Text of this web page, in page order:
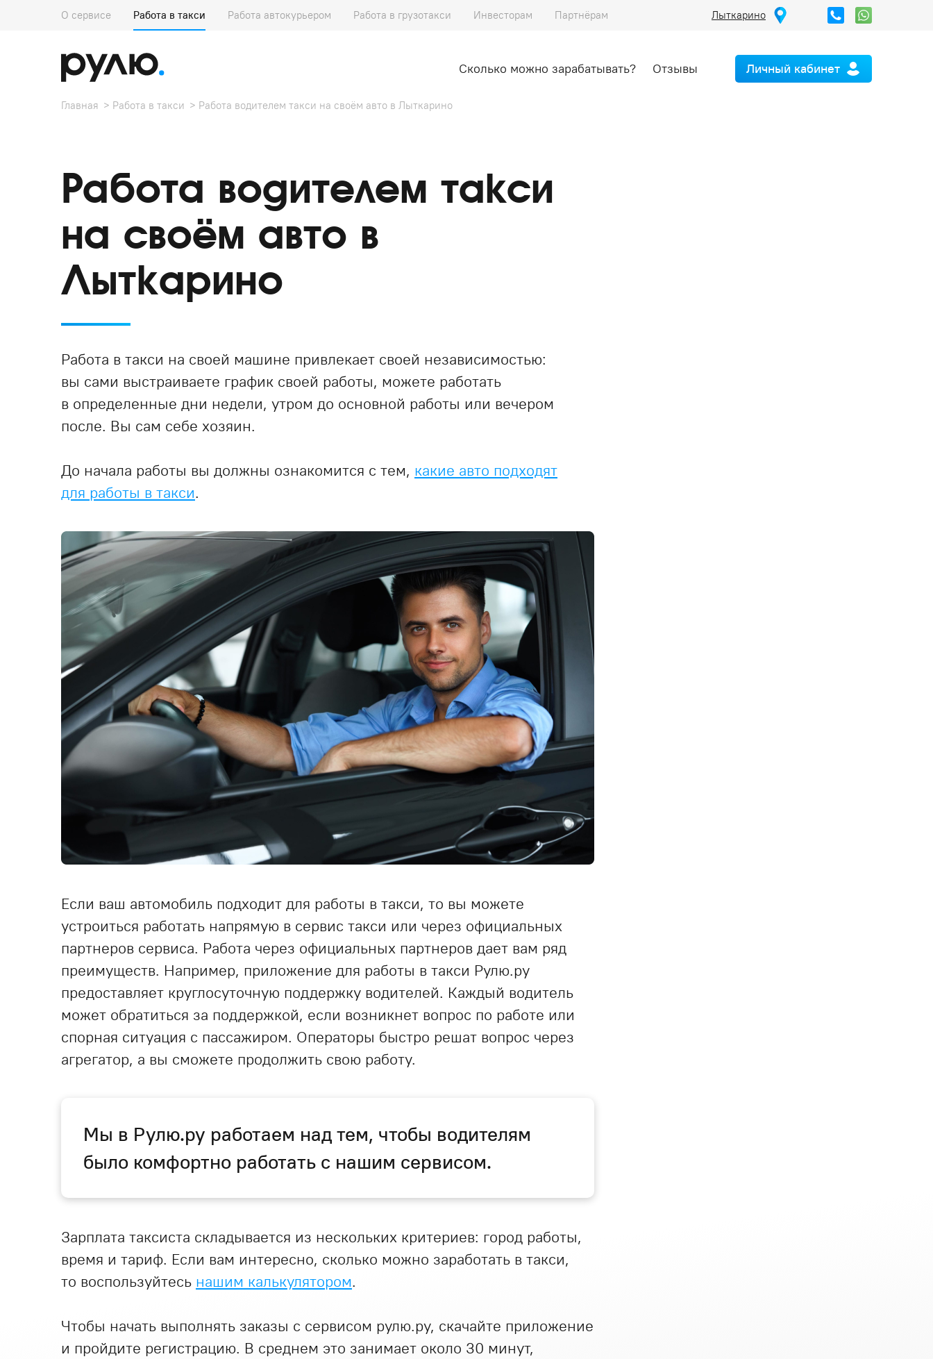
О сервисе Работа в такси Работа автокурьером Работа в грузотакси Инвесторам Партнёрам Лыткарино
Сколько можно зарабатывать? Отзывы Личный кабинет
Главная Работа в такси Работа водителем такси на своём авто в Лыткарино
Работа водителем такси
на своём авто в
Лыткарино
Работа в такси на своей машине привлекает своей независимостью:
вы сами выстраиваете график своей работы, можете работать
в определенные дни недели, утром до основной работы или вечером
после. Вы сам себе хозяин.
До начала работы вы должны ознакомится с тем, какие авто подходят
для работы в такси.
Если ваш автомобиль подходит для работы в такси, то вы можете
устроиться работать напрямую в сервис такси или через официальных
партнеров сервиса. Работа через официальных партнеров дает вам ряд
преимуществ. Например, приложение для работы в такси Рулю.ру
предоставляет круглосуточную поддержку водителей. Каждый водитель
может обратиться за поддержкой, если возникнет вопрос по работе или
спорная ситуация с пассажиром. Операторы быстро решат вопрос через
агрегатор, а вы сможете продолжить свою работу.
Мы в Рулю.ру работаем над тем, чтобы водителям
было комфортно работать с нашим сервисом.
Зарплата таксиста складывается из нескольких критериев: город работы,
время и тариф. Если вам интересно, сколько можно заработать в такси,
то воспользуйтесь нашим калькулятором.
Чтобы начать выполнять заказы с сервисом рулю.ру, скачайте приложение
и пройдите регистрацию. В среднем это занимает около 30 минут,